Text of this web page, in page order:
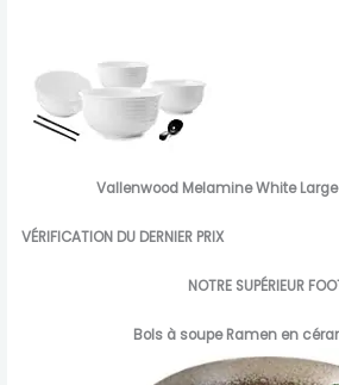
Vallenwood Melamine White
VÉRIFICATION DU DERNIER PRIX
NOTRE SUPÉRIEUR
Bols à soupe Ramen en